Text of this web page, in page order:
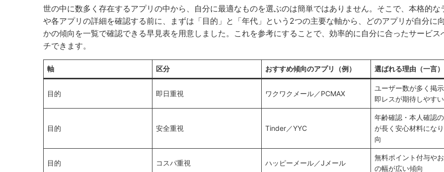
世の中に数多く存在するアプリの中から、自分に最適なものを選ぶのは簡単ではありません。そこで、本格的な
や各アプリの詳細を確認する前に、まずは「目的」と「年代」という2つの主要な軸から、どのアプリが自分に
かの傾向を一覧で確認できる早見表を用意しました。これを参考にすることで、効率的に自分に合ったサービス
チできます。
軸 区分 おすすめ傾向のアプリ（例） 選ばれる理由（一言）
目的 即日重視 ワクワクメール／PCMAX
ユーザー数が多く掲
即レスが期待しやす
目的 安全重視 Tinder／YYC
年齢確認・本人確認
が長く安心材料にな
向
目的 コスパ重視 ハッピーメール／Jメール
無料ポイント付与や
の幅が広い傾向